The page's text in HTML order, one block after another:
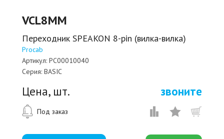
VCL8MM
Переходник SPEAKON 8-pin (вилка-вилка)
Procab
Артикул: PC00010040
Серия: BASIC
Цена, шт. звоните
Под заказ